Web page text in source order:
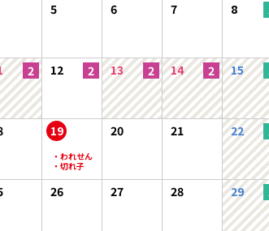
5 6 7 8
12 13 14 15
19 20 21 22
26 27 28 29